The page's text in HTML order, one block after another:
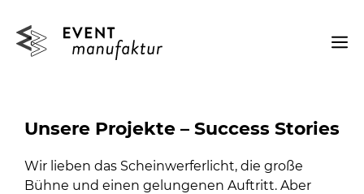
Inhalt
springen
Unsere Projekte – Success Stories
Wir lieben das Scheinwerferlicht, die große
Bühne und einen gelungenen Auftritt. Aber